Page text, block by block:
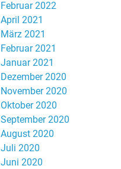
Februar 2022
April 2021
März 2021
Februar 2021
Januar 2021
Dezember 2020
November 2020
Oktober 2020
September 2020
August 2020
Juli 2020
Juni 2020